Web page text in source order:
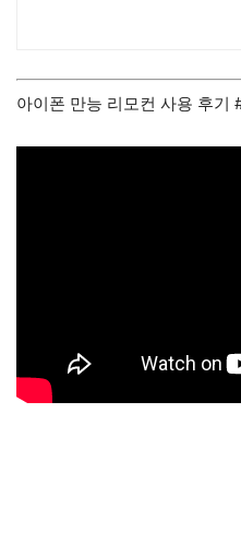
아이폰 만능 리모컨 사용 후기